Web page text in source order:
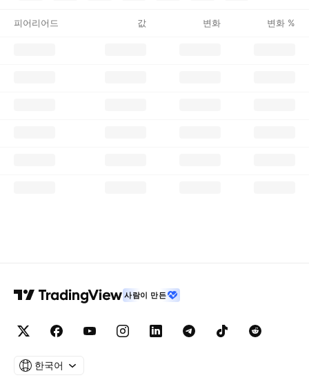
피어리어드 값 변화 변화 %
사람이 만든
한국어